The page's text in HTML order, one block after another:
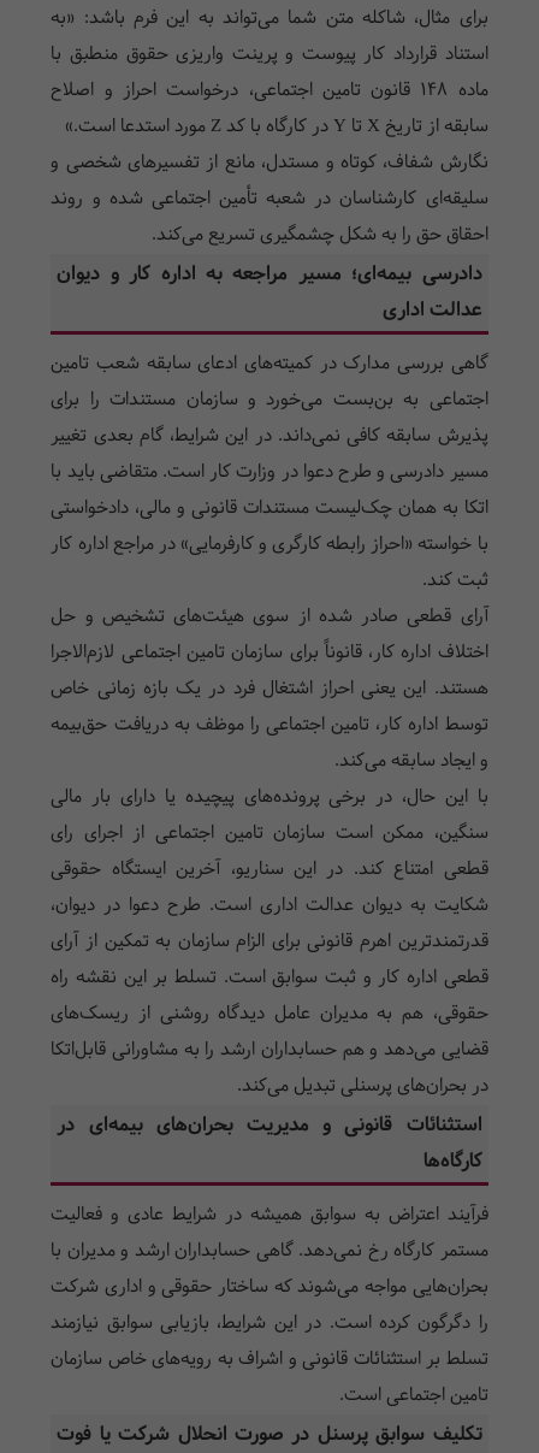
برای مثال، شاکله متن شما می‌تواند به این فرم باشد: «به
استناد قرارداد کار پیوست و پرینت واریزی حقوق منطبق با
ماده ۱۴۸ قانون تامین اجتماعی، درخواست احراز و اصلاح
سابقه از تاریخ X تا Y در کارگاه با کد Z مورد استدعا است.»
نگارش شفاف، کوتاه و مستدل، مانع از تفسیرهای شخصی و
سلیقه‌ای کارشناسان در شعبه تأمین اجتماعی شده و روند
احقاق حق را به شکل چشمگیری تسریع می‌کند.
دادرسی بیمه‌ای؛ مسیر مراجعه به اداره کار و دیوان
عدالت اداری
گاهی بررسی مدارک در کمیته‌های ادعای سابقه شعب تامین
اجتماعی به بن‌بست می‌خورد و سازمان مستندات را برای
پذیرش سابقه کافی نمی‌داند. در این شرایط، گام بعدی تغییر
مسیر دادرسی و طرح دعوا در وزارت کار است. متقاضی باید با
اتکا به همان چک‌لیست مستندات قانونی و مالی، دادخواستی
با خواسته «احراز رابطه کارگری و کارفرمایی» در مراجع اداره کار
ثبت کند.
آرای قطعی صادر شده از سوی هیئت‌های تشخیص و حل
اختلاف اداره کار، قانوناً برای سازمان تامین اجتماعی لازم‌الاجرا
هستند. این یعنی احراز اشتغال فرد در یک بازه زمانی خاص
توسط اداره کار، تامین اجتماعی را موظف به دریافت حق‌بیمه
و ایجاد سابقه می‌کند.
با این حال، در برخی پرونده‌های پیچیده یا دارای بار مالی
سنگین، ممکن است سازمان تامین اجتماعی از اجرای رای
قطعی امتناع کند. در این سناریو، آخرین ایستگاه حقوقی
شکایت به دیوان عدالت اداری است. طرح دعوا در دیوان،
قدرتمندترین اهرم قانونی برای الزام سازمان به تمکین از آرای
قطعی اداره کار و ثبت سوابق است. تسلط بر این نقشه راه
حقوقی، هم به مدیران عامل دیدگاه روشنی از ریسک‌های
قضایی می‌دهد و هم حسابداران ارشد را به مشاورانی قابل‌اتکا
در بحران‌های پرسنلی تبدیل می‌کند.
استثنائات قانونی و مدیریت بحران‌های بیمه‌ای در
کارگاه‌ها
فرآیند اعتراض به سوابق همیشه در شرایط عادی و فعالیت
مستمر کارگاه رخ نمی‌دهد. گاهی حسابداران ارشد و مدیران با
بحران‌هایی مواجه می‌شوند که ساختار حقوقی و اداری شرکت
را دگرگون کرده است. در این شرایط، بازیابی سوابق نیازمند
تسلط بر استثنائات قانونی و اشراف به رویه‌های خاص سازمان
تامین اجتماعی است.
تکلیف سوابق پرسنل در صورت انحلال شرکت یا فوت